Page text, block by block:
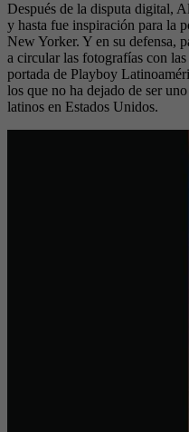
Después de la disputa digital,
y hasta fue inspiración para la
New Yorker. Y en su defensa,
a circular las fotografías con
portada de Playboy
los que no ha dejado de ser
latinos en Estados Unidos.